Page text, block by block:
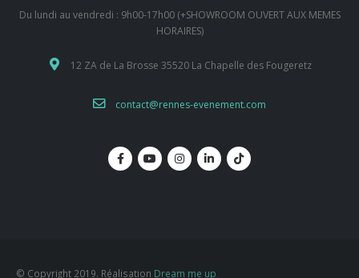
Du lundi au vendredi : 9h00-17h00 (+SHOWROOM OUVERT AUX MEMES
HORAIRES)
12 ZA de La Brosse 35520 La Chapelle des Fougeretz
contact@rennes-evenement.com
© Copyright 2019. Réalisation Dream me up